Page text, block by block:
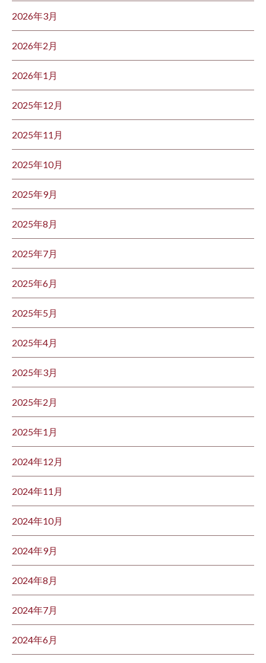
2026年3月
2026年2月
2026年1月
2025年12月
2025年11月
2025年10月
2025年9月
2025年8月
2025年7月
2025年6月
2025年5月
2025年4月
2025年3月
2025年2月
2025年1月
2024年12月
2024年11月
2024年10月
2024年9月
2024年8月
2024年7月
2024年6月